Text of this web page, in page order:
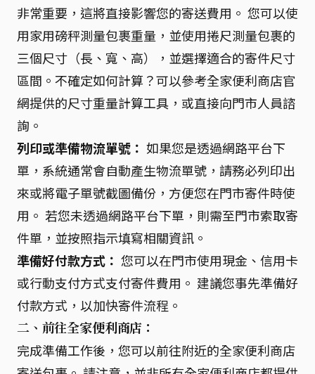
非常重要，這將直接影響您的寄送費用。 您可以使
用家用磅秤測量包裹重量，並使用捲尺測量包裹的
三個尺寸（長、寬、高），並選擇適合的寄件尺寸
區間。不確定如何計算？可以參考全家便利商店官
網提供的尺寸重量計算工具，或直接向門市人員諮
詢。
列印或準備物流單號： 如果您是透過網路平台下
單，系統通常會自動產生物流單號，請務必列印出
來或將電子單號截圖備份，方便您在門市寄件時使
用。 若您未透過網路平台下單，則需至門市索取寄
件單，並按照指示填寫相關資訊。
準備好付款方式： 您可以在門市使用現金、信用卡
或行動支付方式支付寄件費用。 建議您事先準備好
付款方式，以加快寄件流程。
二、前往全家便利商店：
完成準備工作後，您可以前往附近的全家便利商店